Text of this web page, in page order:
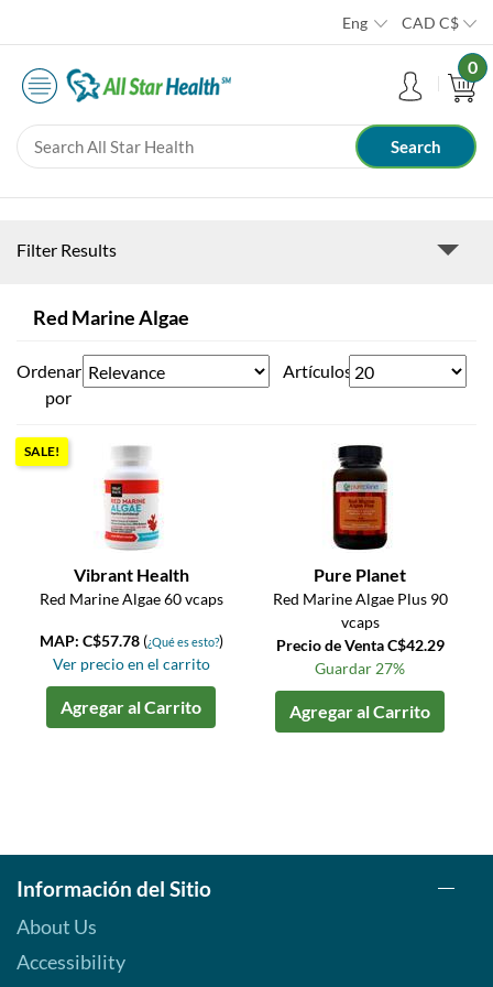
Eng CAD C$
0
Filter Results
Red Marine Algae
Ordenar
por
Artículos
SALE!
Vibrant Health
Red Marine Algae 60 vcaps
MAP: C$57.78 (¿Qué es esto?)
Ver precio en el carrito
Agregar al Carrito
Pure Planet
Red Marine Algae Plus 90
vcaps
Precio de Venta C$42.29
Guardar 27%
Agregar al Carrito
Información del Sitio
About Us
Accessibility